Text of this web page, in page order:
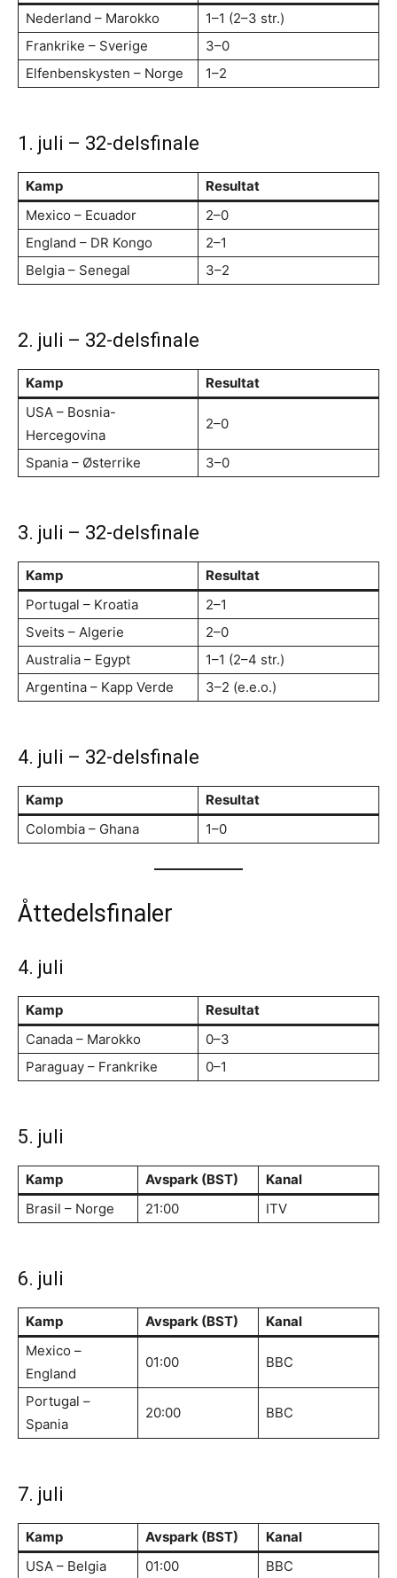
Nederland – Marokko
1–1 (2–3 str.)
Frankrike – Sverige
3–0
Elfenbenskysten – Norge
1–2
1. juli – 32-delsfinale
Kamp
Resultat
Mexico – Ecuador
2–0
England – DR Kongo
2–1
Belgia – Senegal
3–2
2. juli – 32-delsfinale
Kamp
Resultat
USA – Bosnia-
Hercegovina
2–0
Spania – Østerrike 3–0
3. juli – 32-delsfinale
Kamp
Resultat
Portugal – Kroatia
2–1
Sveits – Algerie
2–0
Australia – Egypt
1–1 (2–4 str.)
Argentina – Kapp Verde
3–2 (e.e.o.)
4. juli – 32-delsfinale
Kamp
Resultat
Colombia – Ghana
1–0
Åttedelsfinaler
4. juli
Kamp
Resultat
Canada – Marokko
0–3
Paraguay – Frankrike
0–1
5. juli
Kamp Avspark (BST)
Kanal
Brasil – Norge
21:00 ITV
6. juli
Kamp Avspark (BST)
Kanal
Mexico –
England
01:00 BBC
Portugal –
Spania
20:00 BBC
7. juli
Kamp Avspark (BST)
Kanal
USA – Belgia
01:00 BBC